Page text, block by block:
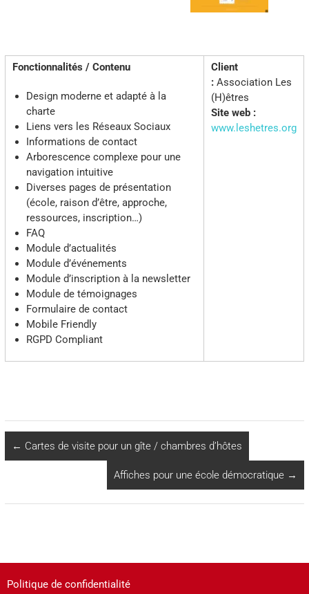
Fonctionnalités / Contenu
Design moderne et adapté à la
charte
Liens vers les Réseaux Sociaux
Informations de contact
Arborescence complexe pour une
navigation intuitive
Diverses pages de présentation
(école, raison d’être, approche,
ressources, inscription…)
FAQ
Module d’actualités
Module d’événements
Module d’inscription à la newsletter
Module de témoignages
Formulaire de contact
Mobile Friendly
RGPD Compliant
Client
:Association Les
(H)êtres
Site web :
www.leshetres.org
← Cartes de visite pour un gîte / chambres d’hôtes
Affiches pour une école démocratique →
Politique de confidentialité